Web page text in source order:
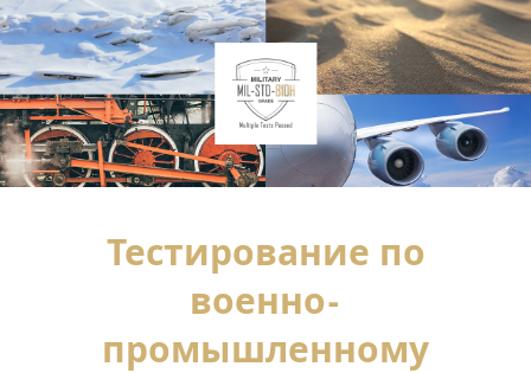
Тестирование по
военно-
промышленному